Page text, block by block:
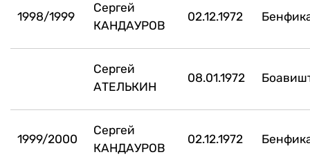
1998/1999
Сергей
КАНДАУРОВ
02.12.1972
Сергей
АТЕЛЬКИН
08.01.1972
1999/2000
Сергей
КАНДАУРОВ
02.12.1972